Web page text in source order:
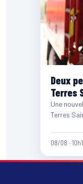
Deux
Terres
Une
Terres
08/08 ·